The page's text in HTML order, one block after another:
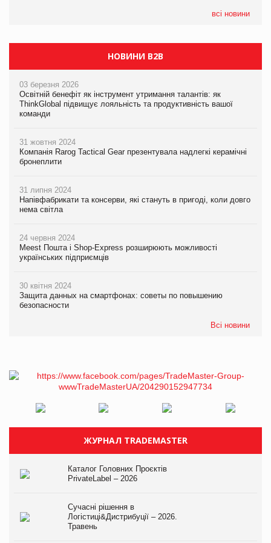
всі новини
НОВИНИ B2B
03 березня 2026
Освітній бенефіт як інструмент утримання талантів: як
ThinkGlobal підвищує лояльність та продуктивність вашої
команди
31 жовтня 2024
Компанія Rarog Tactical Gear презентувала надлегкі керамічні
бронеплити
31 липня 2024
Напівфабрикати та консерви, які стануть в пригоді, коли довго
нема світла
24 червня 2024
Meest Пошта і Shop-Express розширюють можливості
українських підприємців
30 квітня 2024
Защита данных на смартфонах: советы по повышению
безопасности
Всі новини
ЖУРНАЛ TRADEMASTER
Каталог Головних Проєктів
PrivateLabel – 2026
Сучасні рішення в
Логістиці&Дистрибуції – 2026.
Травень